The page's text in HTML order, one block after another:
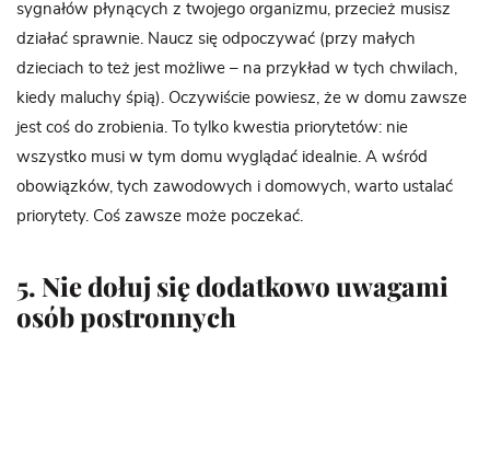
sygnałów płynących z twojego organizmu, przecież musisz
działać sprawnie. Naucz się odpoczywać (przy małych
dzieciach to też jest możliwe – na przykład w tych chwilach,
kiedy maluchy śpią). Oczywiście powiesz, że w domu zawsze
jest coś do zrobienia. To tylko kwestia priorytetów: nie
wszystko musi w tym domu wyglądać idealnie. A wśród
obowiązków, tych zawodowych i domowych, warto ustalać
priorytety. Coś zawsze może poczekać.
5. Nie dołuj się dodatkowo uwagami
osób postronnych